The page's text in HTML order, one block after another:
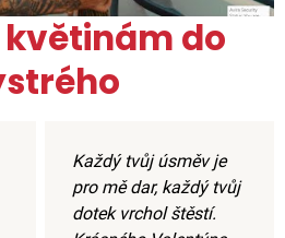
květinám do
Každý tvůj úsměv je
pro mě dar, každý tvůj
dotek vrchol štěstí.